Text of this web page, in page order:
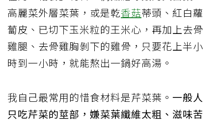
高麗菜外層菜葉，或是乾香菇蒂頭、紅白蘿
蔔皮、已切下玉米粒的王米心，再加上去骨
雞腿、去骨雞胸剝下的雞骨，只要花上半小
時到一小時，就能熬出一鍋好高湯。
我自己最常用的惜食材料是芹菜葉。 一般人
只吃芹菜的莖部，嫌菜葉纖維太粗、滋味苦